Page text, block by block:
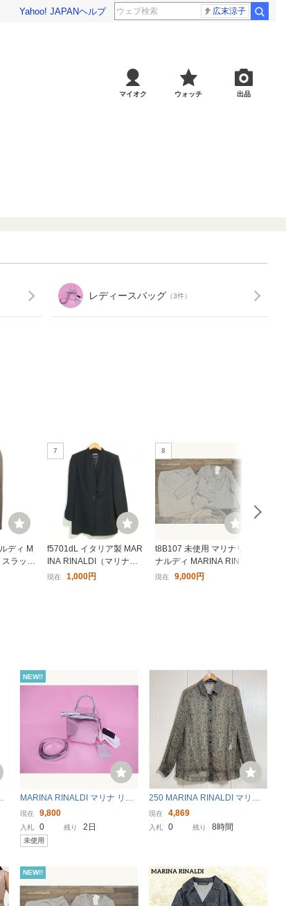
Yahoo! JAPANヘルプ 広末涼子
マイオク ウォッチ 出品
レディースバッグ （3件）
ディ M
ラック
記 19
7
f5701dL イタリア製 MAR
INA RINALDI（マリナリ
ナルディ）サイズ13(XL
現在 1,000円
8
t8B107 未使用 マリナリ
ナルディ MARINA RINAL
DI 大きなサイズ23 サイズ
現在 9,000円
NEW!!
MARINA RINALDI マリナ リナ
ルディ【 マリナ バッグ】キュ
ーブ型ハンド＆ショルダーバッ
グメタリックシルバー定価 ¥4
7,300 新品未使用品
現在 9,800
入札 0 残り 2日
未使用
250 MARINA RINALDI マリナ
リナルディ ペイズリー柄 シル
ク 長袖 シアーシャツ ブラウス
現在 4,869
入札 0 残り 8時間
NEW!!